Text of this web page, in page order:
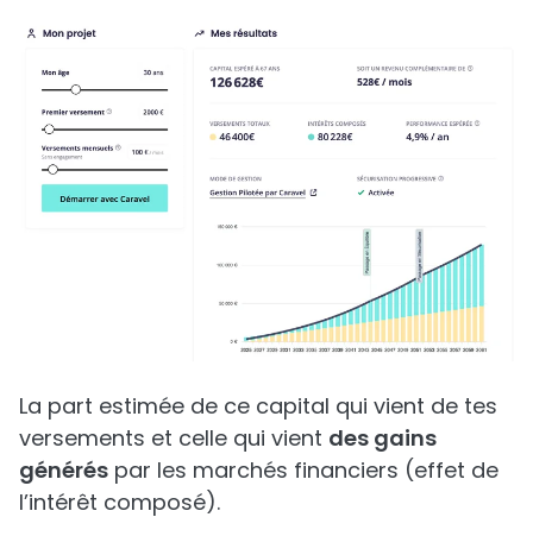
La part estimée de ce capital qui vient de tes
versements et celle qui vient des gains
générés par les marchés financiers (effet de
l’intérêt composé).